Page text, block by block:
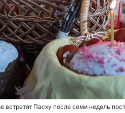
встретят Пасху после семи недель